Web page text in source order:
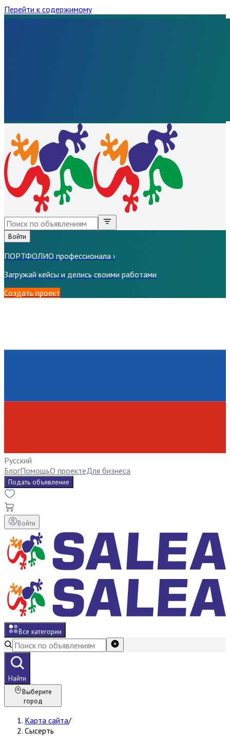
Перейти к содержимому
Войти
ПОРТФОЛИО профессионала ›
Загружай кейсы и делись своими работами
Создать проект
Русский
БлогПомощьО проектеДля бизнеса
Подать объявление
Войти
Все категории
Найти
Выберите
город
Карта сайта/
Сысерть